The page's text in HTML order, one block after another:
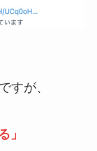
すが、
」